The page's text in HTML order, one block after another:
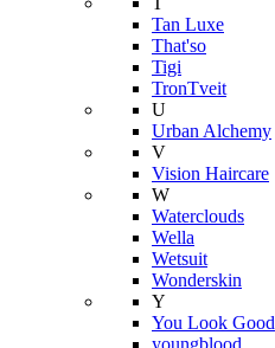
Tan Luxe
That'so
Tigi
TronTveit
U
Urban Alchemy
V
Vision Haircare
W
Waterclouds
Wella
Wetsuit
Wonderskin
Y
You Look Good
youngblood